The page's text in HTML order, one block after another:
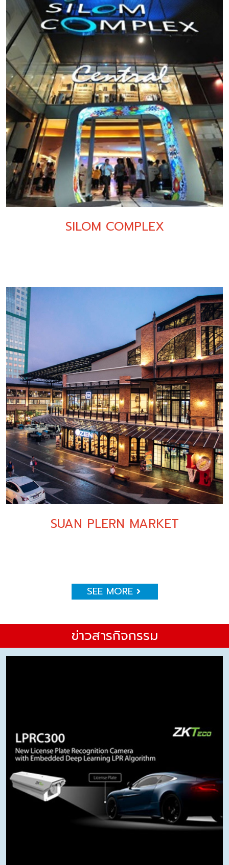
SILOM COMPLEX
SUAN PLERN MARKET
SEE MORE
ข่าวสารกิจกรรม